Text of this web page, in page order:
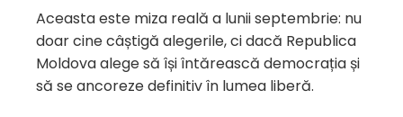
Aceasta este miza reală a lunii septembrie: nu
doar cine câștigă alegerile, ci dacă Republica
Moldova alege să își întărească democrația și
să se ancoreze definitiv în lumea liberă.